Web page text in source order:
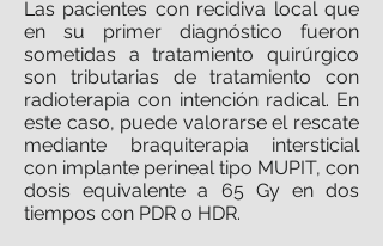
Las pacientes con recidiva local que
en su primer diagnóstico fueron
sometidas a tratamiento quirúrgico
son tributarias de tratamiento con
radioterapia con intención radical. En
este caso, puede valorarse el rescate
mediante braquiterapia intersticial
con implante perineal tipo MUPIT, con
dosis equivalente a 65 Gy en dos
tiempos con PDR o HDR.